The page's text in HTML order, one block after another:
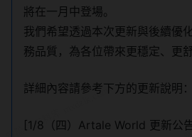
將在一月中登場。
我們希望透過本次更新與後續優
務品質，為各位帶來更穩定、更
詳細內容請參考下方的更新說明：
[1/8（四）Artale World 更新公